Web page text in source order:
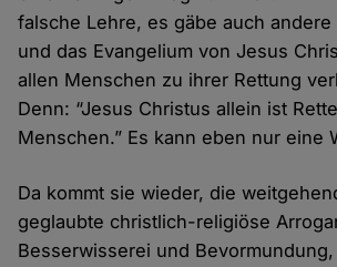
falsche Lehre, es gäbe auch andere
und das Evangelium von Jesus
allen Menschen zu ihrer Rettung
Denn: “Jesus Christus allein ist
Menschen.” Es kann eben nur eine
Da kommt sie wieder, die
geglaubte christlich-religiöse
Besserwisserei und